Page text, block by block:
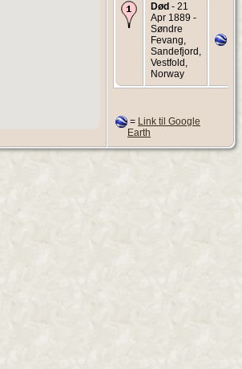
Død - 21
Apr 1889 -
Søndre
Fevang,
Sandefjord,
Vestfold,
Norway
= Link til Google
Earth